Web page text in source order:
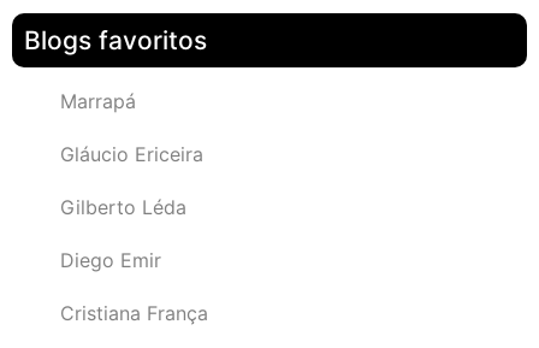
Blogs favoritos
Marrapá
Gláucio Ericeira
Gilberto Léda
Diego Emir
Cristiana França